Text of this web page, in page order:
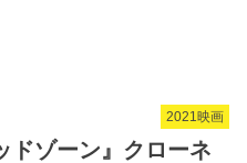
2021映画
ドゾーン』クローネ